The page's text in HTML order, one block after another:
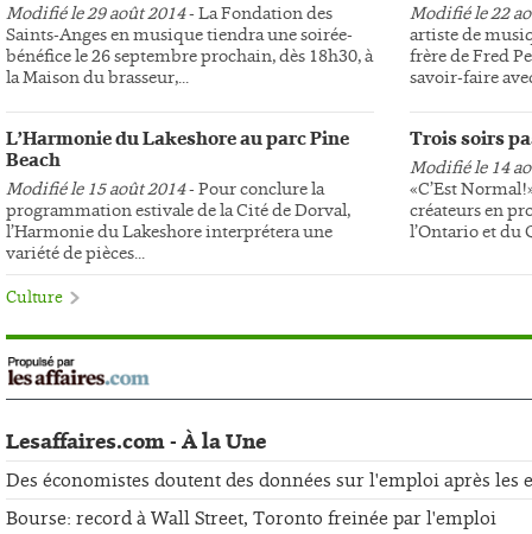
Modifié le 29 août 2014- La Fondation des
Saints-Anges en musique tiendra une soirée-
bénéfice le 26 septembre prochain, dès 18h30, à
la Maison du brasseur,...
L’Harmonie du Lakeshore au parc Pine
Beach
Modifié le 15 août 2014- Pour conclure la
programmation estivale de la Cité de Dorval,
l’Harmonie du Lakeshore interprétera une
variété de pièces...
Modifié le 22
artiste de
frère de Fred
savoir-faire
Trois soirs
Modifié le 14
«C’Est
créateurs en
l’Ontario et du
Culture
Lesaffaires.com - À la Une
Des économistes doutent des données sur l'emploi après
Bourse: record à Wall Street, Toronto freinée par l'emploi